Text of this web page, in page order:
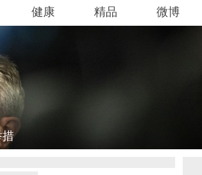
健康 精品 微博